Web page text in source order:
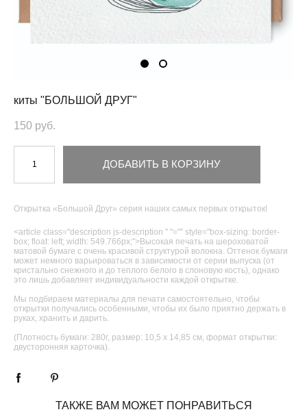
киты "БОЛЬШОЙ ДРУГ"
150 pуб.
ДОБАВИТЬ В КОРЗИНУ
Открытка «Большой Друг» серия наших самых первых открыток!
<article class="description js-description " "="" style="box-sizing: border-
box; float: left; width: 549.766px;">Высокая печать на шероховатой
матовой бумаге с очень красивой структурой волокна. Оттенок бумаги
может немного варьироваться в зависимости от серии выпуска (от
кристально снежного и до теплого белого в слоновую кость), однако
это лишь добавляет индивидуальности каждой открытке.
Мы подбираем материалы для печати самостоятельно, чтобы
открытки получались особенными, чтобы их было приятно держать в
руках, хранить и дарить.
(Плотность бумаги: 280г, размер: 10,5 х 14,85 см, формат открытки:
двусторонняя карточка).
ТАКЖЕ ВАМ МОЖЕТ ПОНРАВИТЬСЯ